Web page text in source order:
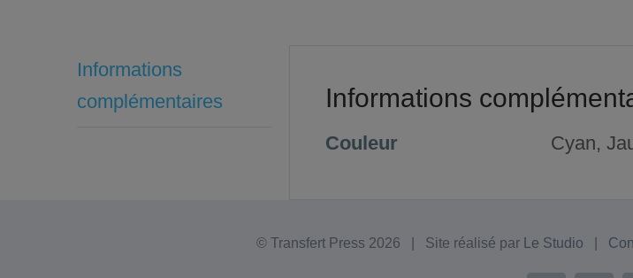
Informations
complémentaires
Informations
Couleur Cyan,
© Transfert Press 2026 | Site réalisé par Le Studio